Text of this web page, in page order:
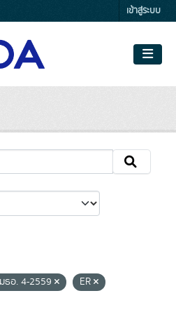
เข้าสู่ระบบ
ธอ. 4-2559
ER